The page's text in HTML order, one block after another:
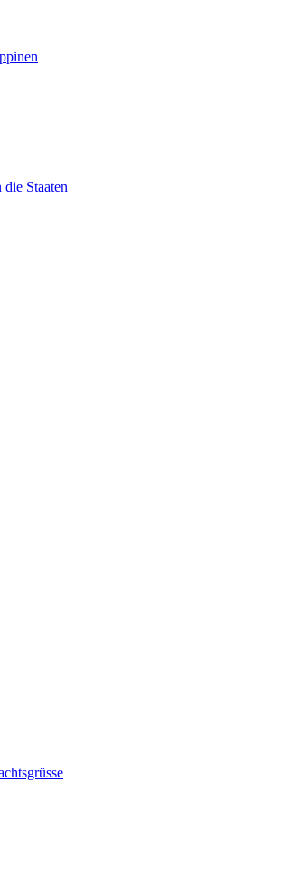
Staaten